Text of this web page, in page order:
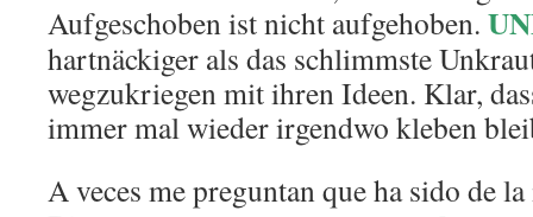
Aufgeschoben ist nicht aufgehoben.
hartnäckiger als das schlimmste
wegzukriegen mit ihren Ideen. Klar,
immer mal wieder irgendwo kleben
A veces me preguntan que ha sido de